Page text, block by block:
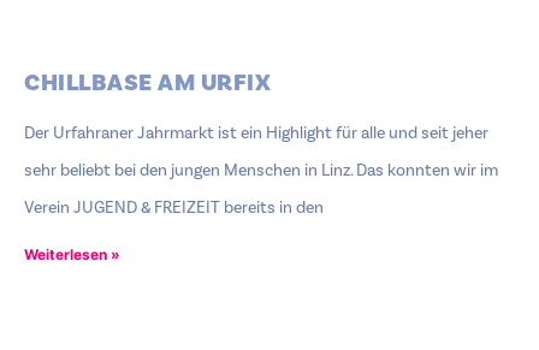
CHILLBASE AM URFIX
Der Urfahraner Jahrmarkt ist ein Highlight für alle und seit jeher
sehr beliebt bei den jungen Menschen in Linz. Das konnten wir im
Verein JUGEND & FREIZEIT bereits in den
Weiterlesen »